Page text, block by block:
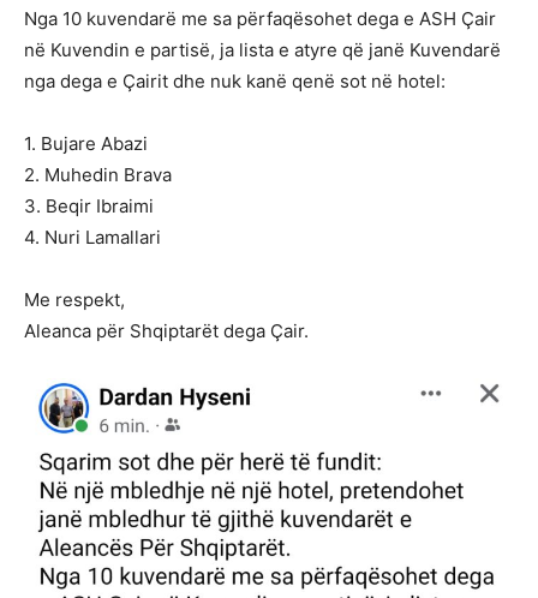
Nga 10 kuvendarë me sa përfaqësohet dega e ASH Çair
në Kuvendin e partisë, ja lista e atyre që janë Kuvendarë
nga dega e Çairit dhe nuk kanë qenë sot në hotel:
1. Bujare Abazi
2. Muhedin Brava
3. Beqir Ibraimi
4. Nuri Lamallari
Me respekt,
Aleanca për Shqiptarët dega Çair.